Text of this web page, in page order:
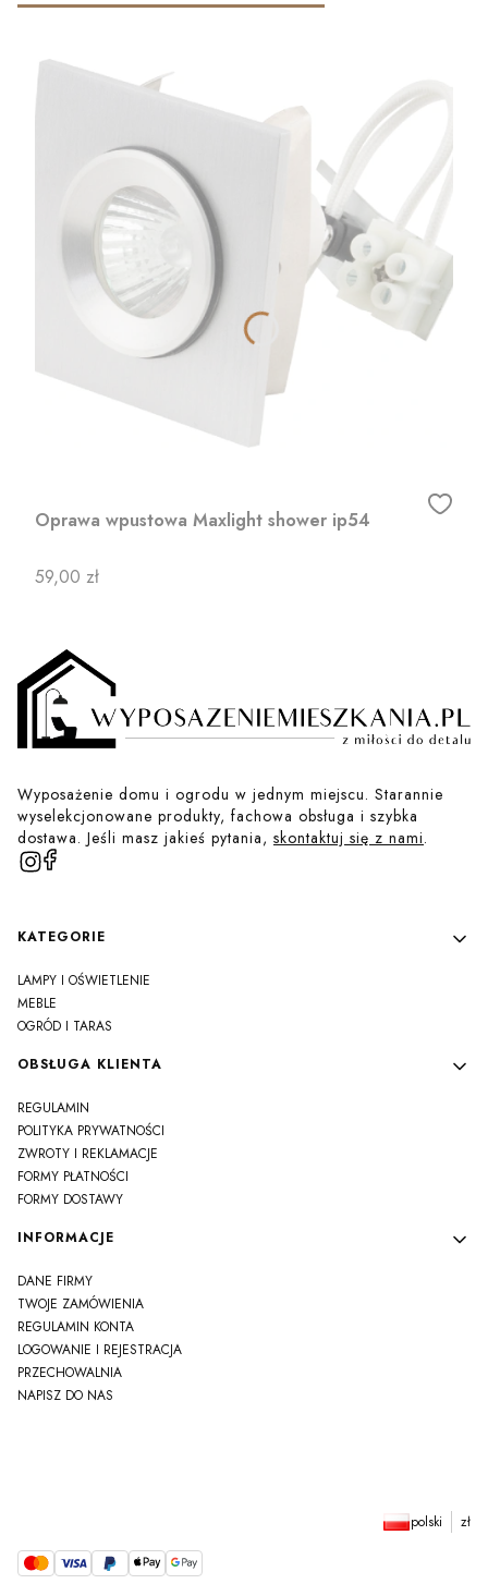
Oprawa wpustowa Maxlight shower ip54
Cena
59,00 zł
Wyposażenie domu i ogrodu w jednym miejscu. Starannie
wyselekcjonowane produkty, fachowa obsługa i szybka
dostawa. Jeśli masz jakieś pytania, skontaktuj się z nami.
Linki w stopce
KATEGORIE
LAMPY I OŚWIETLENIE
MEBLE
OGRÓD I TARAS
OBSŁUGA KLIENTA
REGULAMIN
POLITYKA PRYWATNOŚCI
ZWROTY I REKLAMACJE
FORMY PŁATNOŚCI
FORMY DOSTAWY
INFORMACJE
DANE FIRMY
TWOJE ZAMÓWIENIA
REGULAMIN KONTA
LOGOWANIE I REJESTRACJA
PRZECHOWALNIA
NAPISZ DO NAS
polski zł